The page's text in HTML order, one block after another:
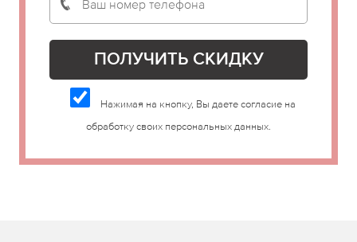
Нажимая на кнопку, Вы даете согласие на
обработку своих персональных данных.